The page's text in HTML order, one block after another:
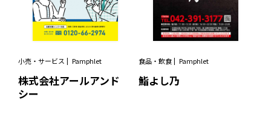
小売・サービス Pamphlet
株式会社アールアンド
シー
食品・飲食 Pamphlet
鮨よし乃